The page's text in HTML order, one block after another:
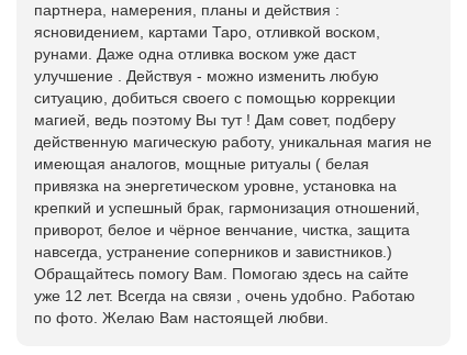
партнера, намерения, планы и действия :
ясновидением, картами Таро, отливкой воском,
рунами. Даже одна отливка воском уже даст
улучшение . Действуя - можно изменить любую
ситуацию, добиться своего с помощью коррекции
магией, ведь поэтому Вы тут ! Дам совет, подберу
действенную магическую работу, уникальная магия не
имеющая аналогов, мощные ритуалы ( белая
привязка на энергетическом уровне, установка на
крепкий и успешный брак, гармонизация отношений,
приворот, белое и чёрное венчание, чистка, защита
навсегда, устранение соперников и завистников.)
Обращайтесь помогу Вам. Помогаю здесь на сайте
уже 12 лет. Всегда на связи , очень удобно. Работаю
по фото. Желаю Вам настоящей любви.